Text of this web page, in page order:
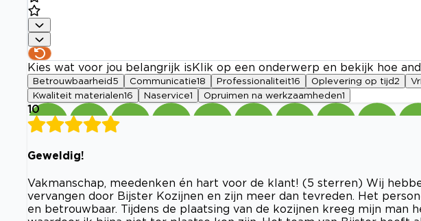
Kies wat voor jou belangrijk is Klik op een onderwerp en bekijk hoe
Betrouwbaarheid 5 Communicatie18 Professionaliteit16 Oplevering op tijd2
Kwaliteit materialen16 Naservice1 Opruimen na werkzaamheden1
10
Geweldig!
Vakmanschap, meedenken én hart voor de klant! (5 sterren) Wij
vervangen door Bijster Kozijnen en zijn meer dan tevreden. Het
en betrouwbaar. Tijdens de plaatsing van de kozijnen kreeg mijn man